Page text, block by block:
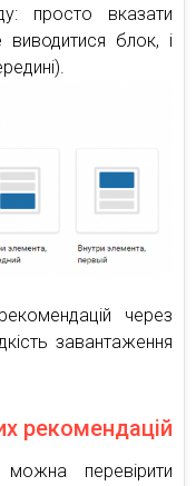
просто вказати
блок, і
через
завантаження
рекомендацій
можна перевірити